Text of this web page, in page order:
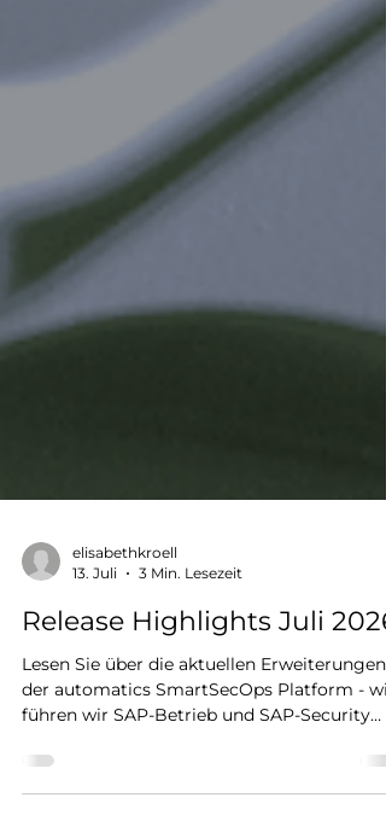
elisabethkroell
13. Juli
3 Min. Lesezeit
Release Highlights Juli 2026
Lesen Sie über die aktuellen Erweiterungen
führen wir SAP-Betrieb und SAP-Security